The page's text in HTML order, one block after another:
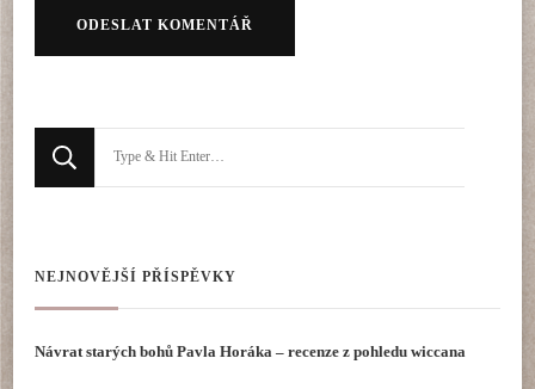
NEJNOVĚJŠÍ PŘÍSPĚVKY
Návrat starých bohů Pavla Horáka – recenze z pohledu wiccana